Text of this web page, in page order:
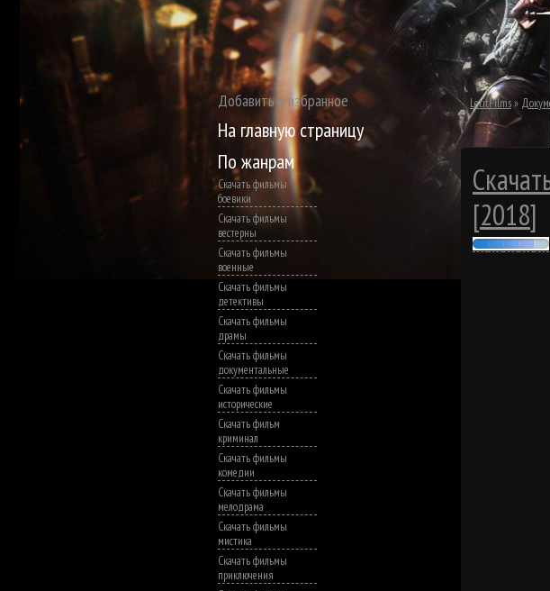
Добавить в избранное
На главную страницу
По жанрам
Скачать фильмы
боевики
Скачать фильмы
вестерны
Скачать фильмы
военные
Скачать фильмы
детективы
Скачать фильмы
драмы
Скачать фильмы
документальные
Скачать фильмы
исторические
Скачать фильм
криминал
Скачать фильмы
комедии
Скачать фильмы
мелодрама
Скачать фильмы
мистика
Скачать фильмы
приключения
LetitFilms»
[2018]